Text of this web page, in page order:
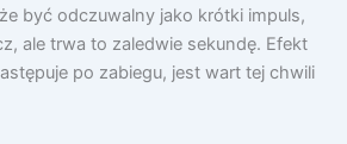
być odczuwalny jako krótki impuls,
ale trwa to zaledwie sekundę. Efekt
po zabiegu, jest wart tej chwili